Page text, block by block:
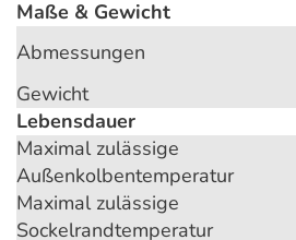
Maße & Gewicht
Abmessungen
Gewicht
Lebensdauer
Maximal zulässige
Außenkolbentemperatur
Maximal zulässige
Sockelrandtemperatur